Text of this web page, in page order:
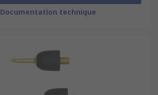
Documentation technique